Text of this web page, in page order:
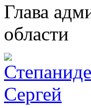
Глава
области